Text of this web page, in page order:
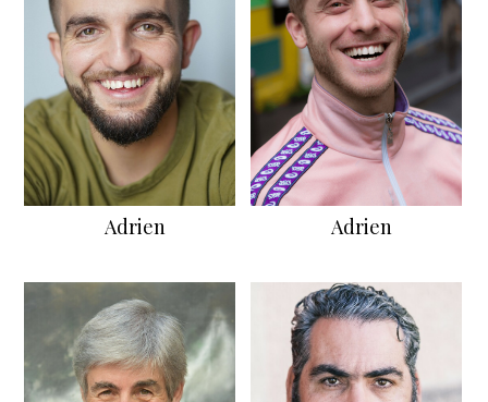
Adrien Adrien